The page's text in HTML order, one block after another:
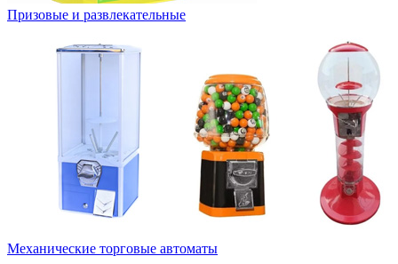
Призовые и развлекательные
Механические торговые автоматы